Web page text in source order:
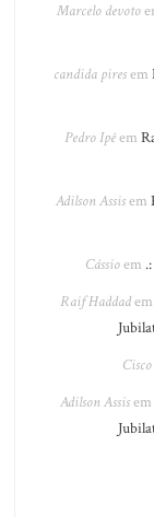
Marcelo devoto
candida piresem
Pedro Ipêem
Adilson Assisem
Cássioem
Raif Haddadem
Cisco
Adilson Assisem